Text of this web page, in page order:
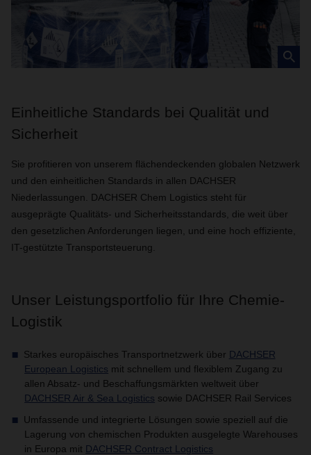
Einheitliche Standards bei Qualität und
Sicherheit
Sie profitieren von unserem flächendeckenden globalen Netzwerk
und den einheitlichen Standards in allen DACHSER
Niederlassungen. DACHSER Chem Logistics steht für
ausgeprägte Qualitäts- und Sicherheitsstandards, die weit über
den gesetzlichen Anforderungen liegen, und eine hoch effiziente,
IT-gestützte Transportsteuerung.
Unser Leistungsportfolio für Ihre Chemie-
Logistik
Starkes europäisches Transportnetzwerk über DACHSER
European Logistics mit schnellem und flexiblem Zugang zu
allen Absatz- und Beschaffungsmärkten weltweit über
DACHSER Air & Sea Logistics sowie DACHSER Rail Services
Umfassende und integrierte Lösungen sowie speziell auf die
Lagerung von chemischen Produkten ausgelegte Warehouses
in Europa mit DACHSER Contract Logistics